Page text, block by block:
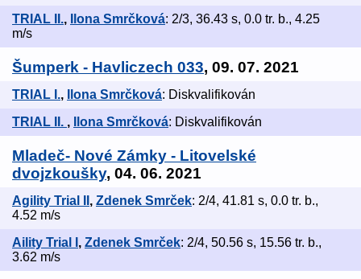
TRIAL II., Ilona Smrčková: 2/3, 36.43 s, 0.0 tr. b., 4.25
m/s
Šumperk - Havliczech 033, 09. 07. 2021
TRIAL I., Ilona Smrčková: Diskvalifikován
TRIAL II. , Ilona Smrčková: Diskvalifikován
Mladeč- Nové Zámky - Litovelské
dvojzkoušky, 04. 06. 2021
Agility Trial II , Zdenek Smrček: 2/4, 41.81 s, 0.0 tr. b.,
4.52 m/s
Aility Trial I , Zdenek Smrček: 2/4, 50.56 s, 15.56 tr. b.,
3.62 m/s